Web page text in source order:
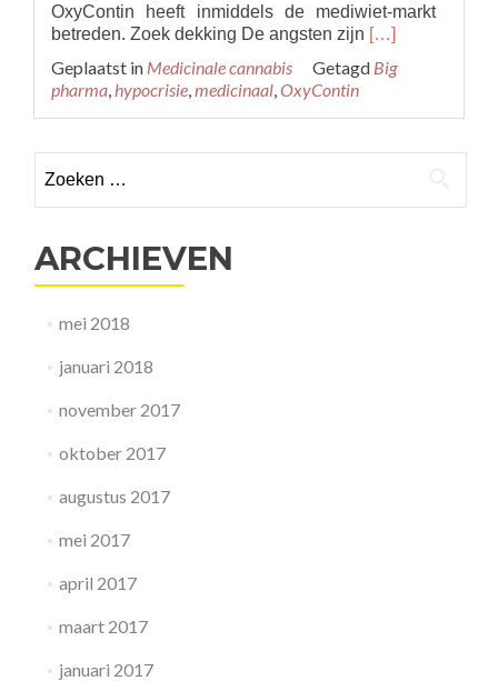
OxyContin heeft inmiddels de mediwiet-markt
betreden. Zoek dekking De angsten zijn Read
about
Pharma
medicinale
[…]
Geplaatst in Medicinale cannabis Getagd Big
pharma,hypocrisie,medicinaal,OxyContin
naar:
ARCHIEVEN
mei 2018
januari 2018
november 2017
oktober 2017
augustus 2017
mei 2017
april 2017
maart 2017
januari 2017